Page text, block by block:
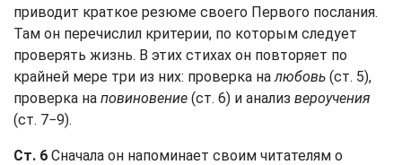
приводит краткое резюме своего Первого послания.
Там он перечислил критерии, по которым следует
проверять жизнь. В этих стихах он повторяет по
крайней мере три из них: проверка налюбовь (ст. 5),
проверка на повиновение (ст. 6) и анализ вероучения
(ст. 7−9).
Ст. 6 Сначала он напоминает своим читателям о